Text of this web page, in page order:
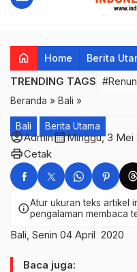
home Home Berita
TRENDING TAGS
Beranda » Bali »
Bali Berita Utama
account_circleAdmincalendar_monthMinggu, 3 Mei
printCetak
infoAtur ukuran teks artikel
pengalaman membaca
Bali, Senin 04 April 2020
Baca juga: